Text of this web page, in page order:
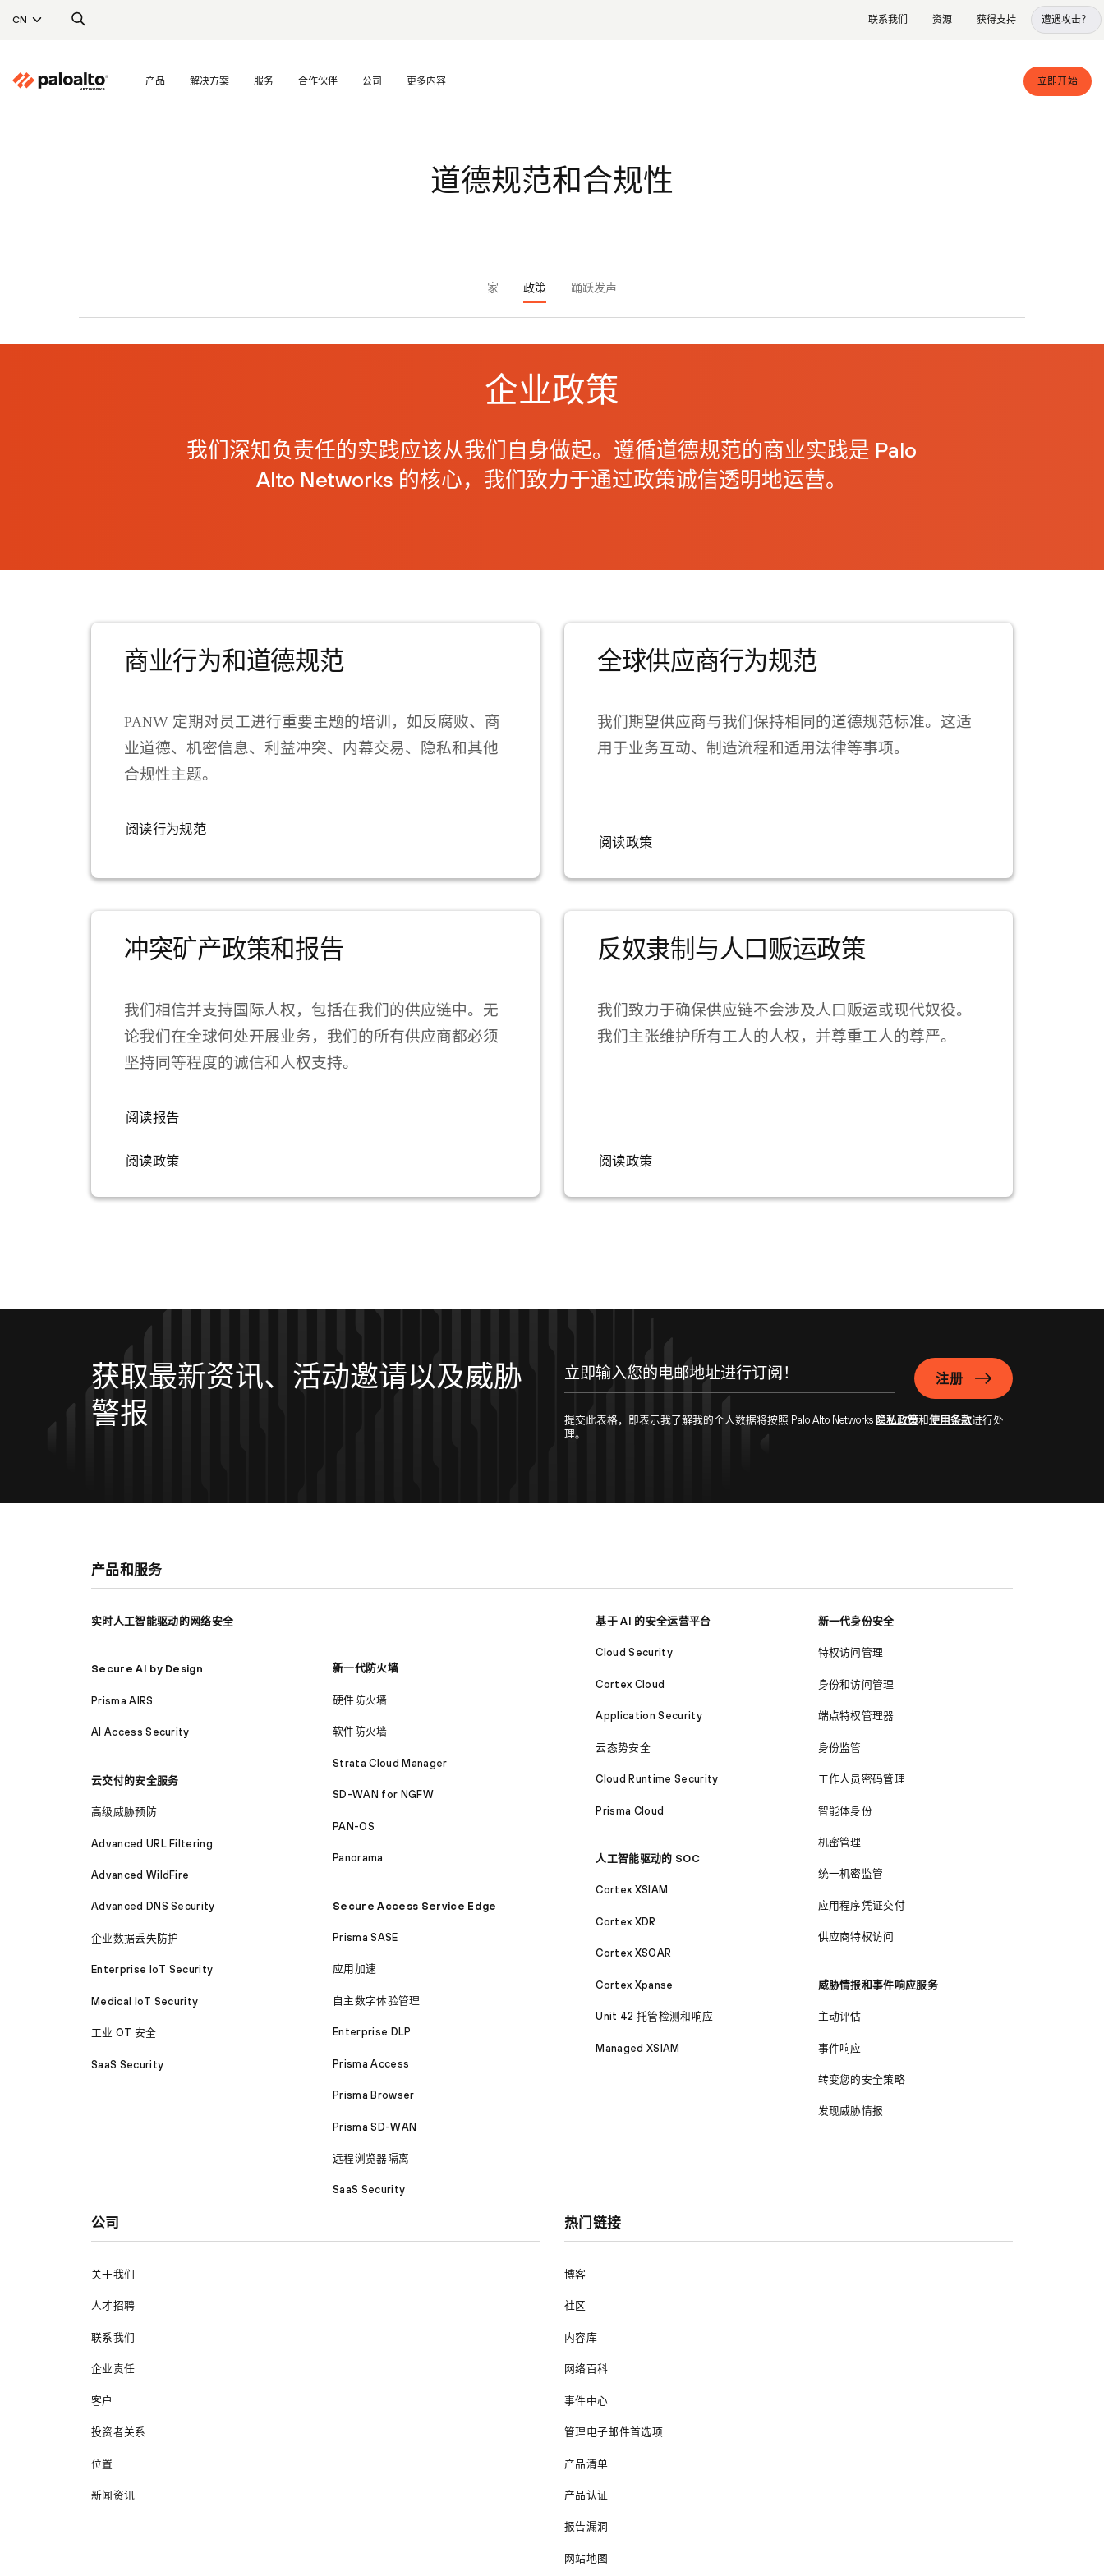
CN 联系我们 资源 获得支持 遭遇攻击？
产品 解决方案 服务 合作伙伴 公司 更多内容 立即开始
道德规范和合规性
家 政策 踊跃发声
企业政策
我们深知负责任的实践应该从我们自身做起。遵循道德规范的商业实践是 Palo
Alto Networks 的核心，我们致力于通过政策诚信透明地运营。
商业行为和道德规范
PANW 定期对员工进行重要主题的培训，如反腐败、商
业道德、机密信息、利益冲突、内幕交易、隐私和其他
合规性主题。
阅读行为规范
全球供应商行为规范
我们期望供应商与我们保持相同的道德规范标准。这适
用于业务互动、制造流程和适用法律等事项。
阅读政策
冲突矿产政策和报告
我们相信并支持国际人权，包括在我们的供应链中。无
论我们在全球何处开展业务，我们的所有供应商都必须
坚持同等程度的诚信和人权支持。
阅读报告
阅读政策
反奴隶制与人口贩运政策
我们致力于确保供应链不会涉及人口贩运或现代奴役。
我们主张维护所有工人的人权，并尊重工人的尊严。
阅读政策
获取最新资讯、活动邀请以及威胁
警报
注册
提交此表格，即表示我了解我的个人数据将按照 Palo Alto Networks 隐私政策和使用条款进行处
理。
产品和服务
实时人工智能驱动的网络安全
Secure AI by Design
Prisma AIRS
AI Access Security
云交付的安全服务
高级威胁预防
Advanced URL Filtering
Advanced WildFire
Advanced DNS Security
企业数据丢失防护
Enterprise IoT Security
Medical IoT Security
工业 OT 安全
SaaS Security
新一代防火墙
硬件防火墙
软件防火墙
Strata Cloud Manager
SD-WAN for NGFW
PAN-OS
Panorama
Secure Access Service Edge
Prisma SASE
应用加速
自主数字体验管理
Enterprise DLP
Prisma Access
Prisma Browser
Prisma SD-WAN
远程浏览器隔离
SaaS Security
基于 AI 的安全运营平台
Cloud Security
Cortex Cloud
Application Security
云态势安全
Cloud Runtime Security
Prisma Cloud
人工智能驱动的 SOC
Cortex XSIAM
Cortex XDR
Cortex XSOAR
Cortex Xpanse
Unit 42 托管检测和响应
Managed XSIAM
新一代身份安全
特权访问管理
身份和访问管理
端点特权管理器
身份监管
工作人员密码管理
智能体身份
机密管理
统一机密监管
应用程序凭证交付
供应商特权访问
威胁情报和事件响应服务
主动评估
事件响应
转变您的安全策略
发现威胁情报
公司
关于我们
人才招聘
联系我们
企业责任
客户
投资者关系
位置
新闻资讯
热门链接
博客
社区
内容库
网络百科
事件中心
管理电子邮件首选项
产品清单
产品认证
报告漏洞
网站地图